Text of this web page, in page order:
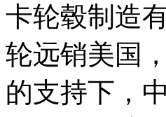
卡轮毂制造
轮远销美国
的支持下，